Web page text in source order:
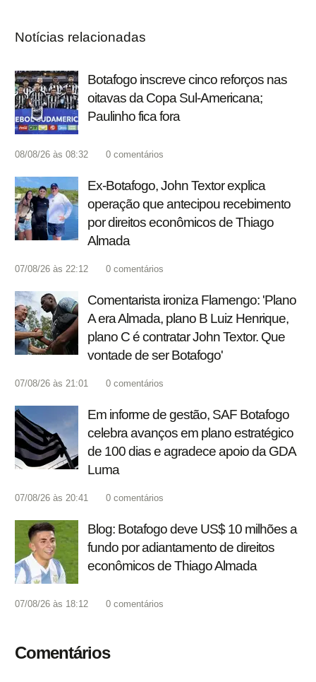
Notícias relacionadas
Botafogo inscreve cinco reforços nas
oitavas da Copa Sul-Americana;
Paulinho fica fora
08/08/26 às 08:32 0 comentários
Ex-Botafogo, John Textor explica
operação que antecipou recebimento
por direitos econômicos de Thiago
Almada
07/08/26 às 22:12 0 comentários
Comentarista ironiza Flamengo: 'Plano
A era Almada, plano B Luiz Henrique,
plano C é contratar John Textor. Que
vontade de ser Botafogo'
07/08/26 às 21:01 0 comentários
Em informe de gestão, SAF Botafogo
celebra avanços em plano estratégico
de 100 dias e agradece apoio da GDA
Luma
07/08/26 às 20:41 0 comentários
Blog: Botafogo deve US$ 10 milhões a
fundo por adiantamento de direitos
econômicos de Thiago Almada
07/08/26 às 18:12 0 comentários
Comentários